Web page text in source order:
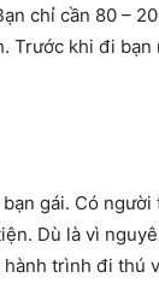
chỉ cần 80 –
Trước khi đi
gái. Có
Dù là vì
trình đi thú